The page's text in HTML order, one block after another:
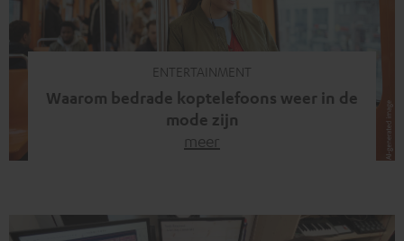
ENTERTAINMENT
Waarom bedrade koptelefoons weer in de
mode zijn
meer
tegenwoordig iets opvallends. Op straat, in de trein en